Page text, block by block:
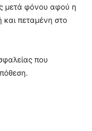
μετά φόνου αφού η
και πεταμένη στο
που